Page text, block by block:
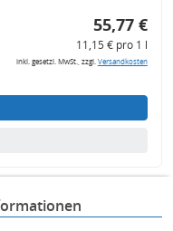
55,77 €
11,15 € pro 1 l
inkl. gesetzl. MwSt., zzgl.Versandkosten